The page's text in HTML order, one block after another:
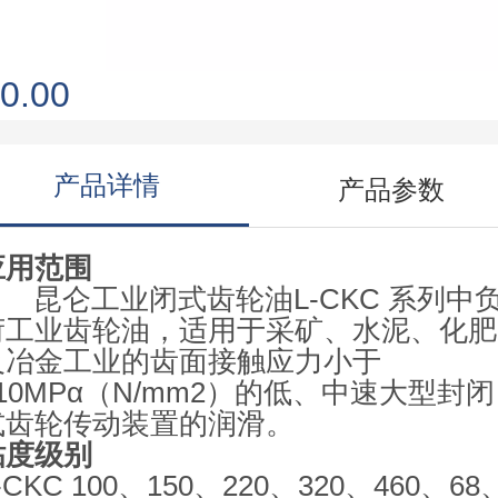
产品详情 产品参数
范围
昆仑工业闭式齿轮油L-CKC 系列中
业齿轮油，适用于采矿、水泥、化肥
金工业的齿面接触应力小于
（N/mm2）的低、中速大型封闭
轮传动装置的润滑。
级别
100、150、220、320、460、68